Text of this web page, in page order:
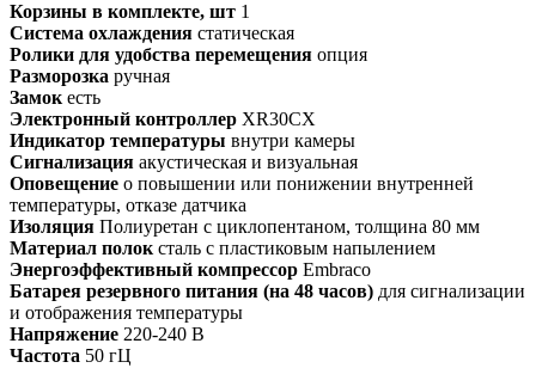
Корзины в комплекте, шт 1
Система охлаждения статическая
Ролики для удобства перемещения опция
Разморозка ручная
Замок есть
Электронный контроллер XR30CX
Индикатор температуры внутри камеры
Сигнализация акустическая и визуальная
Оповещение о повышении или понижении внутренней
температуры, отказе датчика
Изоляция Полиуретан с циклопентаном, толщина 80 мм
Материал полок сталь с пластиковым напылением
Энергоэффективный компрессор Embraco
Батарея резервного питания (на 48 часов) для сигнализации
и отображения температуры
Напряжение 220-240 В
Частота 50 гЦ